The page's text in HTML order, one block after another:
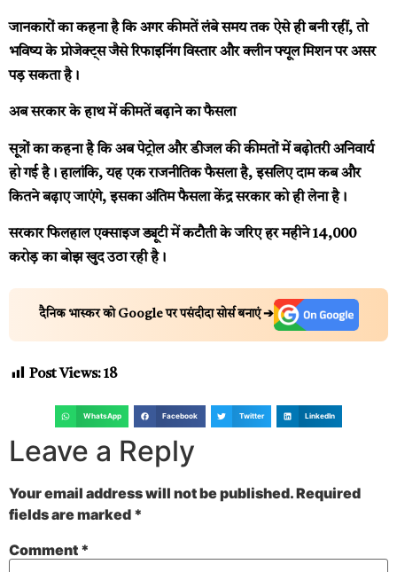
जानकारों का कहना है कि अगर कीमतें लंबे समय तक ऐसे ही बनी रहीं, तो
भविष्य के प्रोजेक्ट्स जैसे रिफाइनिंग विस्तार और क्लीन फ्यूल मिशन पर असर
पड़ सकता है।
अब सरकार के हाथ में कीमतें बढ़ाने का फैसला
सूत्रों का कहना है कि अब पेट्रोल और डीजल की कीमतों में बढ़ोतरी अनिवार्य
हो गई है। हालांकि, यह एक राजनीतिक फैसला है, इसलिए दाम कब और
कितने बढ़ाए जाएंगे, इसका अंतिम फैसला केंद्र सरकार को ही लेना है।
सरकार फिलहाल एक्साइज ड्यूटी में कटौती के जरिए हर महीने ₹14,000
करोड़ का बोझ खुद उठा रही है।
दैनिक भास्कर को Google पर पसंदीदा सोर्स बनाएं ➔
Post Views:18
WhatsApp Facebook Twitter LinkedIn
Leave a Reply
Your email address will not be published.Required
fields are marked *
Comment *